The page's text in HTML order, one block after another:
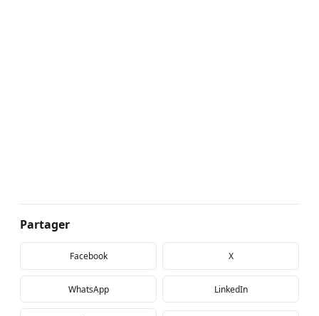
Partager
Facebook X
WhatsApp LinkedIn